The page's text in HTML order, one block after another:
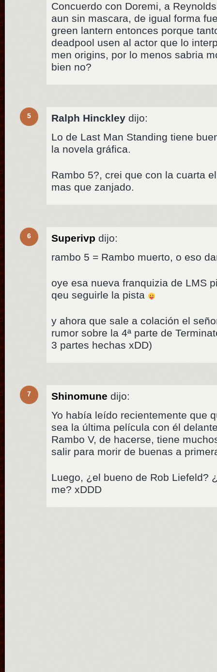
Concuerdo con Doremi, a
aun sin mascara, de igual forma
green lantern entonces porque
deadpool usen al actor que lo
men origins, por lo menos sabria
bien no?
5 Ralph Hinckley dijo:
Lo de Last Man Standing tiene
la novela gráfica.
Rambo 5?, crei que con la cuarta
mas que zanjado.
6 Superivp dijo:
rambo 5 = Rambo muerto, o eso
oye esa nueva franquizia de LMS
qeu seguirle la pista
y ahora que sale a colación el
rumor sobre la 4ª parte de
3 partes hechas xDD)
7 Shinomune dijo:
Yo había leído recientemente que
sea la última película con él
Rambo V, de hacerse, tiene
salir para morir de buenas a
Luego, ¿el bueno de Rob Liefeld?
me? xDDD